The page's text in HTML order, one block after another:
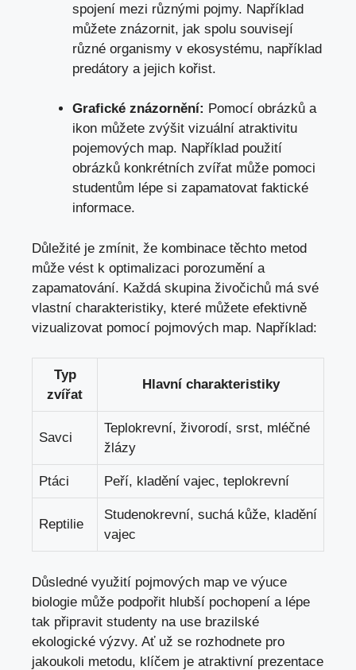
spojení mezi různými pojmy. Například
můžete znázornit, jak spolu souvisejí
různé organismy v ekosystému, například
predátory a jejich kořist.
Grafické znázornění: Pomocí obrázků a
ikon můžete zvýšit vizuální atraktivitu
pojemových map. Například použití
obrázků konkrétních zvířat může pomoci
studentům lépe si zapamatovat faktické
informace.
Důležité je zmínit, že kombinace těchto metod
může vést k optimalizaci porozumění a
zapamatování. Každá skupina živočichů má své
vlastní charakteristiky, které můžete efektivně
vizualizovat pomocí pojmových map. Například:
Typ
zvířat
Hlavní charakteristiky
Savci
Teplokrevní, živorodí, srst, mléčné
žlázy
Ptáci Peří, kladění vajec, teplokrevní
Reptilie
Studenokrevní, suchá kůže, kladění
vajec
Důsledné využití pojmových map ve výuce
biologie může podpořit hlubší pochopení a lépe
tak připravit studenty na use brazilské
ekologické výzvy. Ať už se rozhodnete pro
jakoukoli metodu, klíčem je atraktivní prezentace